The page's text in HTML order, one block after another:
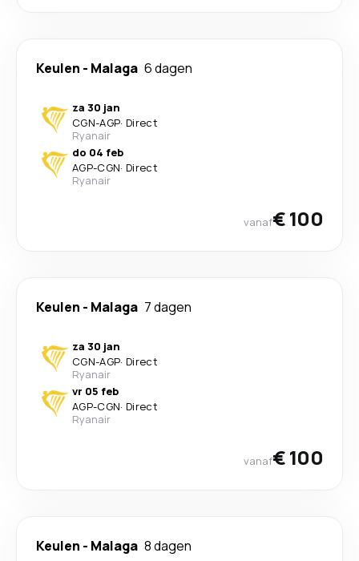
Keulen - Malaga 6 dagen
za 30 jan
CGN-AGP· Direct
Ryanair
do 04 feb
AGP-CGN· Direct
Ryanair
vanaf€ 100
Keulen - Malaga 7 dagen
za 30 jan
CGN-AGP· Direct
Ryanair
vr 05 feb
AGP-CGN· Direct
Ryanair
vanaf€ 100
Keulen - Malaga 8 dagen